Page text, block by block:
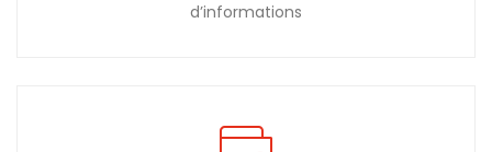
d’informations